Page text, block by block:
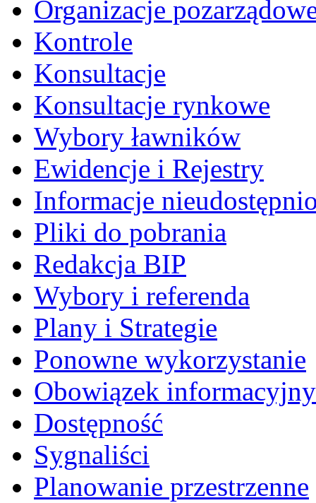
Organizacje
Kontrole
Konsultacje
Konsultacje rynkowe
Wybory ławników
Ewidencje i Rejestry
Informacje
Pliki do pobrania
Redakcja BIP
Wybory i referenda
Plany i Strategie
Ponowne wykorzystanie
Obowiązek informacyjny
Dostępność
Sygnaliści
Planowanie przestrzenne